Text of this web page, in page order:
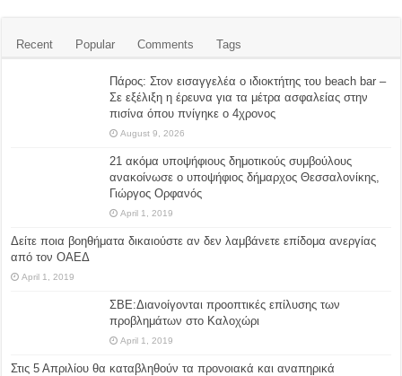
Recent Popular Comments Tags
Πάρος: Στον εισαγγελέα ο ιδιοκτήτης του beach bar –
Σε εξέλιξη η έρευνα για τα μέτρα ασφαλείας στην
πισίνα όπου πνίγηκε ο 4χρονος
August 9, 2026
21 ακόμα υποψήφιους δημοτικούς συμβούλους
ανακοίνωσε ο υποψήφιος δήμαρχος Θεσσαλονίκης,
Γιώργος Ορφανός
April 1, 2019
Δείτε ποια βοηθήματα δικαιούστε αν δεν λαμβάνετε επίδομα ανεργίας
από τον ΟΑΕΔ
April 1, 2019
ΣΒΕ:Διανοίγονται προοπτικές επίλυσης των
προβλημάτων στο Καλοχώρι
April 1, 2019
Στις 5 Απριλίου θα καταβληθούν τα προνοιακά και αναπηρικά